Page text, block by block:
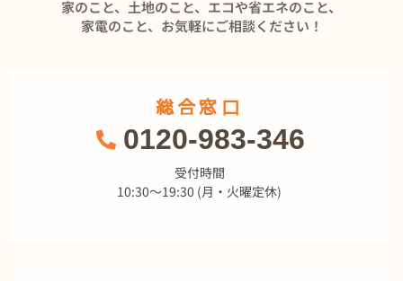
家のこと、土地のこと、エコや省エネのこと、
家電のこと、お気軽にご相談ください！
総合窓口
0120-983-346
受付時間
10:30～19:30 (月・火曜定休)